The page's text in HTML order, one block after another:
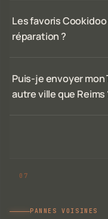
Les favoris
réparation ?
Puis-je envoyer mon
autre ville que Reims
PANNES VOISINES